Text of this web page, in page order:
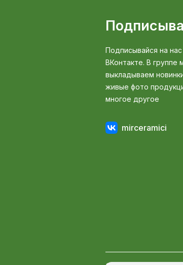
Подписывайся на нас
ВКонтакте. В группе
выкладываем
живые фото
многое другое
mirceramici